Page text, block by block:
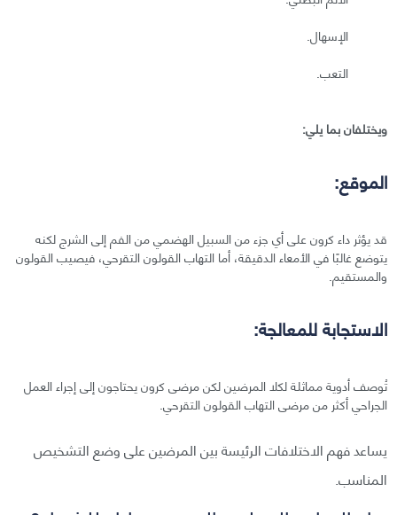
الإسهال.
التعب.
ويختلفان بما يلي:
الموقع:
قد يؤثر داء كرون على أي جزء من السبيل الهضمي من الفم إلى الشرج لكنه
يتوضع غالبًا في الأمعاء الدقيقة، أما التهاب القولون التقرحي، فيصيب القولون
والمستقيم.
الاستجابة للمعالجة:
تُوصف أدوية مماثلة لكلا المرضين لكن مرضى كرون يحتاجون إلى إجراء العمل
الجراحي أكثر من مرضى التهاب القولون التقرحي.
يساعد فهم الاختلافات الرئيسة بين المرضين على وضع التشخيص
المناسب.